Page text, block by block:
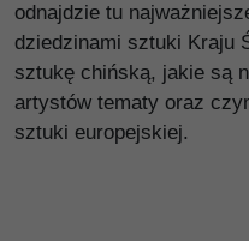
odnajdzie tu
dziedzinami sztuki Kraju
sztukę chińską, jakie są
artystów tematy oraz
sztuki europejskiej.